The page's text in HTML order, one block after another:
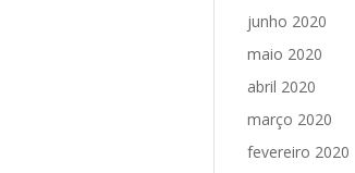
junho 2020
maio 2020
abril 2020
março 2020
fevereiro 2020